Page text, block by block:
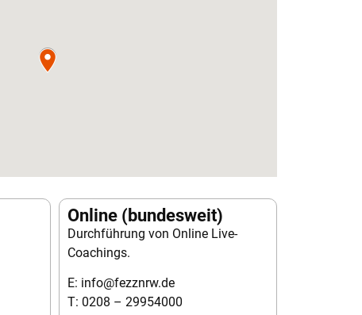
Online (bundesweit)
Durchführung von Online Live-
Coachings.
E: info@fezznrw.de
T: 0208 – 29954000